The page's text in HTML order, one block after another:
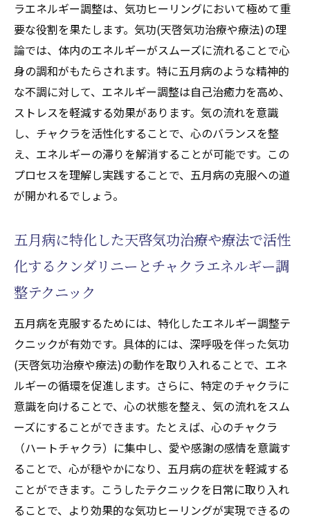
ラエネルギー調整は、気功ヒーリングにおいて極めて重
要な役割を果たします。気功(天啓気功治療や療法)の理
論では、体内のエネルギーがスムーズに流れることで心
身の調和がもたらされます。特に五月病のような精神的
な不調に対して、エネルギー調整は自己治癒力を高め、
ストレスを軽減する効果があります。気の流れを意識
し、チャクラを活性化することで、心のバランスを整
え、エネルギーの滞りを解消することが可能です。この
プロセスを理解し実践することで、五月病の克服への道
が開かれるでしょう。
五月病に特化した天啓気功治療や療法で活性
化するクンダリニーとチャクラエネルギー調
整テクニック
五月病を克服するためには、特化したエネルギー調整テ
クニックが有効です。具体的には、深呼吸を伴った気功
(天啓気功治療や療法)の動作を取り入れることで、エネ
ルギーの循環を促進します。さらに、特定のチャクラに
意識を向けることで、心の状態を整え、気の流れをスム
ーズにすることができます。たとえば、心のチャクラ
（ハートチャクラ）に集中し、愛や感謝の感情を意識す
ることで、心が穏やかになり、五月病の症状を軽減する
ことができます。こうしたテクニックを日常に取り入れ
ることで、より効果的な気功ヒーリングが実現できるの